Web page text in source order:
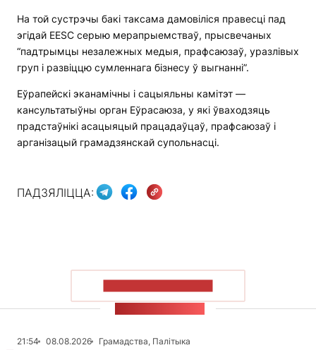
На той сустрэчы бакі таксама дамовіліся правесці пад
эгідай EESC серыю мерапрыемстваў, прысвечаных
“падтрымцы незалежных медыя, прафсаюзаў, уразлівых
груп і развіццю сумленнага бізнесу ў выгнанні”.
Еўрапейскі эканамічны і сацыяльны камітэт —
кансультатыўны орган Еўрасаюза, у які ўваходзяць
прадстаўнікі асацыяцый працадаўцаў, прафсаюзаў і
арганізацый грамадзянскай супольнасці.
ПАДЗЯЛІЦЦА:
21:54 08.08.2026
Грамадства, Палітыка